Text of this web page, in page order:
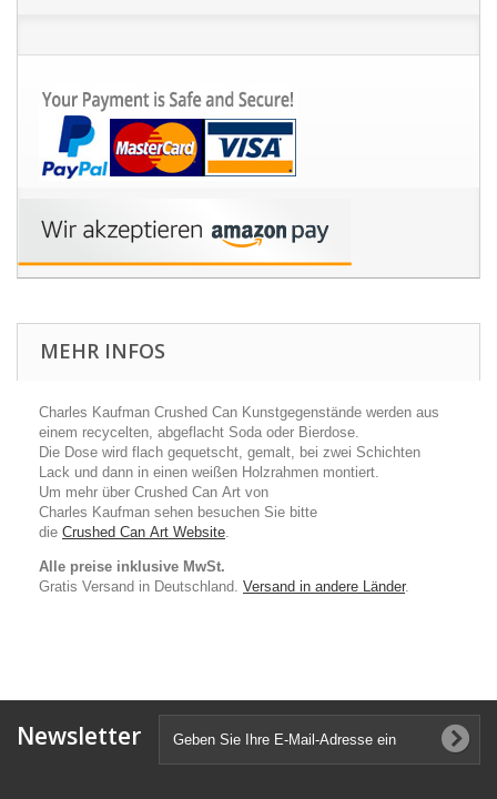
MEHR INFOS
Charles Kaufman Crushed Can Kunstgegenstände werden aus
einem recycelten, abgeflacht Soda oder Bierdose.
Die Dose wird flach gequetscht, gemalt, bei zwei Schichten
Lack und dann in einen weißen Holzrahmen montiert.
Um mehr über Crushed Can Art von
Charles Kaufman sehen besuchen Sie bitte
die Crushed Can Art Website.
Alle preise inklusive MwSt.
Gratis Versand in Deutschland. Versand in andere Länder.
Newsletter